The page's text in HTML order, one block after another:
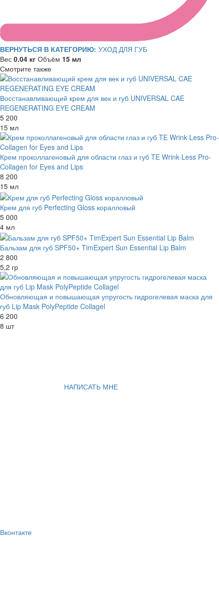
ВЕРНУТЬСЯ В КАТЕГОРИЮ: УХОД ДЛЯ ГУБ
Вес 0.04 кг Объём 15 мл
Смотрите также
Восстанавливающий крем для век и губ UNIVERSAL CAE
REGENERATING EYE CREAM
5 200
15 мл
Крем проколлагеновый для области глаз и губ TE Wrink·Less Pro-
Collagen for Eyes and Lips
8 200
15 мл
Крем для губ Perfecting Gloss коралловый
5 000
4 мл
Бальзам для губ SPF50+ TimExpert Sun Essential Lip Balm
2 800
5,2 гр
Обновляющая и повышающая упругость гидрогелевая маска для
губ Lip Mask PolyPeptide Collagel
6 200
8 шт
НАПИСАТЬ МНЕ
Вконтакте